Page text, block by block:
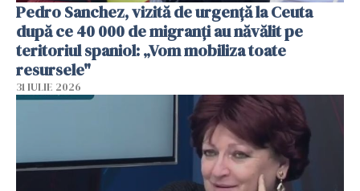
Pedro Sanchez, vizită de urgență la Ceuta
după ce 40 000 de migranți au năvălit pe
teritoriul spaniol: „Vom mobiliza toate
resursele"
31 IULIE 2026